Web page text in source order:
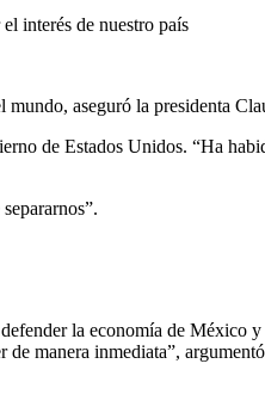
interés de nuestro país
aseguró la presidenta
de Estados Unidos. “Ha
la economía de México
manera inmediata”,